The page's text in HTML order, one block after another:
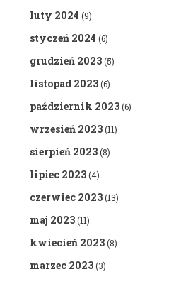
luty 2024 (9)
styczeń 2024 (6)
grudzień 2023(5)
listopad 2023(6)
październik 2023(6)
wrzesień 2023(11)
sierpień 2023(8)
lipiec 2023(4)
czerwiec 2023(13)
maj 2023(11)
kwiecień 2023(8)
marzec 2023(3)